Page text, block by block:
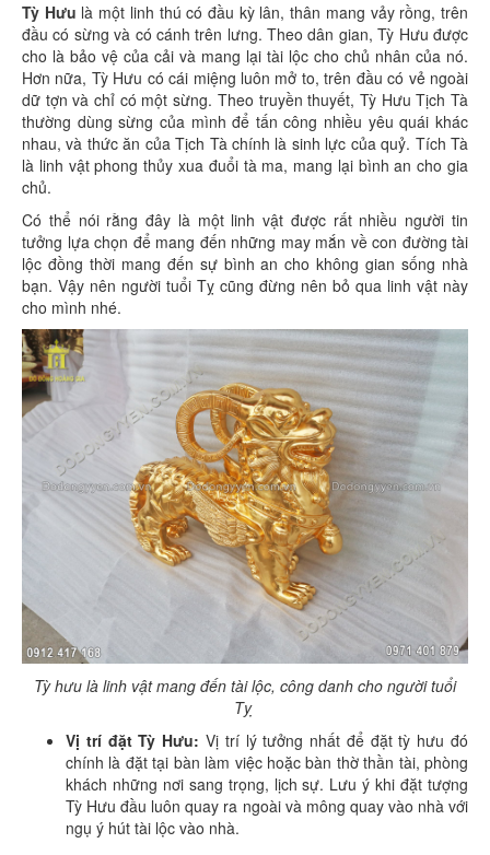
Tỳ Hưu là một linh thú có đầu kỳ lân, thân mang vảy rồng, trên
đầu có sừng và có cánh trên lưng. Theo dân gian, Tỳ Hưu được
cho là bảo vệ của cải và mang lại tài lộc cho chủ nhân của nó.
Hơn nữa, Tỳ Hưu có cái miệng luôn mở to, trên đầu có vẻ ngoài
dữ tợn và chỉ có một sừng. Theo truyền thuyết, Tỳ Hưu Tịch Tà
thường dùng sừng của mình để tấn công nhiều yêu quái khác
nhau, và thức ăn của Tịch Tà chính là sinh lực của quỷ. Tích Tà
là linh vật phong thủy xua đuổi tà ma, mang lại bình an cho gia
chủ.
Có thể nói rằng đây là một linh vật được rất nhiều người tin
tưởng lựa chọn để mang đến những may mắn về con đường tài
lộc đồng thời mang đến sự bình an cho không gian sống nhà
bạn. Vậy nên người tuổi Tỵ cũng đừng nên bỏ qua linh vật này
cho mình nhé.
Tỳ hưu là linh vật mang đến tài lộc, công danh cho người tuổi
Tỵ
Vị trí đặt Tỳ Hưu: Vị trí lý tưởng nhất để đặt tỳ hưu đó
chính là đặt tại bàn làm việc hoặc bàn thờ thần tài, phòng
khách những nơi sang trọng, lịch sự. Lưu ý khi đặt tượng
Tỳ Hưu đầu luôn quay ra ngoài và mông quay vào nhà với
ngụ ý hút tài lộc vào nhà.